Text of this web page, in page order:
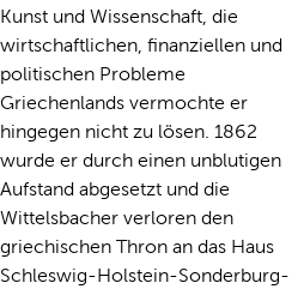
Kunst und Wissenschaft, die
wirtschaftlichen, finanziellen und
politischen Probleme
Griechenlands vermochte er
hingegen nicht zu lösen. 1862
wurde er durch einen unblutigen
Aufstand abgesetzt und die
Wittelsbacher verloren den
griechischen Thron an das Haus
Schleswig-Holstein-Sonderburg-